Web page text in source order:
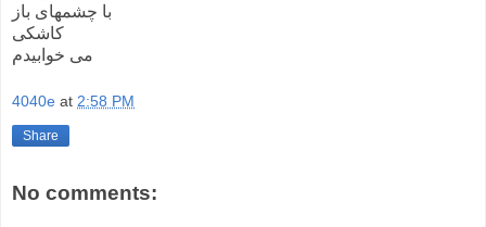
با چشمهای باز
کاشکی
می خوابیدم
4040e at 2:58 PM
Share
No comments: